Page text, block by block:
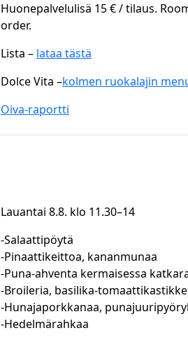
Huonepalvelulisä 15 € / tilaus.
order.
Lista – lataa tästä
Dolce Vita –kolmen ruokalajin
Oiva-raportti
Lauantai 8.8. klo 11.30–14
-Salaattipöytä
-Pinaattikeittoa, kananmunaa
-Puna-ahventa kermaisessa
-Broileria, basilika-
-Hunajaporkkanaa,
-Hedelmärahkaa